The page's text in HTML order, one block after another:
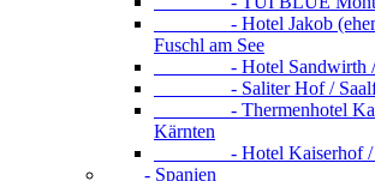
- Hotel Jakob (ehem.
Fuschl am See
- Hotel Sandwirth /
- Saliter Hof /
- Thermenhotel
Kärnten
- Hotel Kaiserhof /
- Spanien